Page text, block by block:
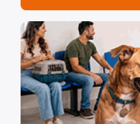
Acesso à Informação
Participação Social
Quadro de Serviços
Quem Somos
Imagem de um